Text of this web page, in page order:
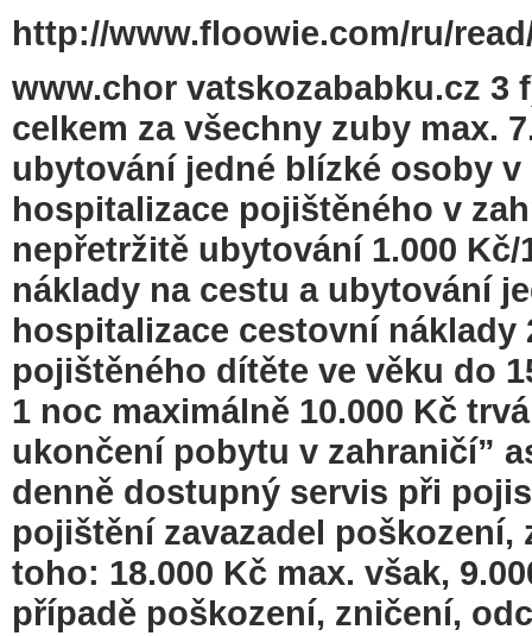
http://www.floowie.com/ru/
www.chor vatskozababku.cz 3
celkem za všechny zuby max.
ubytování jedné blízké osoby
hospitalizace pojištěného v
nepřetržitě ubytování 1.000
náklady na cestu a ubytování
hospitalizace cestovní náklady
pojištěného dítěte ve věku do
1 noc maximálně 10.000 Kč
ukončení pobytu v zahraničí”
denně dostupný servis při
pojištění zavazadel poškození,
toho: 18.000 Kč max. však,
případě poškození, zničení,